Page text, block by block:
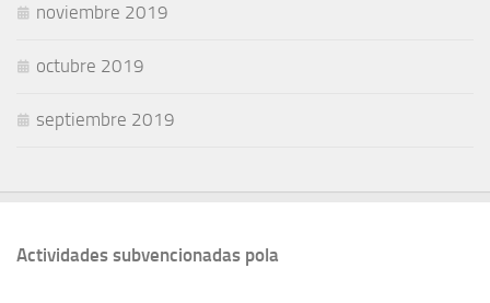
noviembre 2019
octubre 2019
septiembre 2019
Actividades subvencionadas pola